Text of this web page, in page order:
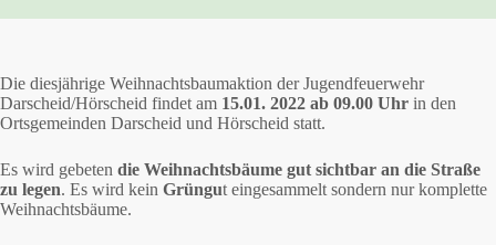
Die diesjährige Weihnachtsbaumaktion der Jugendfeuerwehr
Darscheid/Hörscheid findet am 15.01. 2022 ab 09.00 Uhr in den
Ortsgemeinden Darscheid und Hörscheid statt.
Es wird gebeten die Weihnachtsbäume gut sichtbar an die Straße
zu legen. Es wird kein Grüngut eingesammelt sondern nur komplette
Weihnachtsbäume.